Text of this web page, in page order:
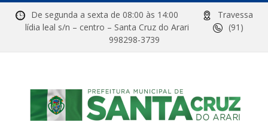
De segunda a sexta de 08:00 às 14:00
Travessa
lídia leal s/n – centro – Santa Cruz do Arari
(91)
998298-3739